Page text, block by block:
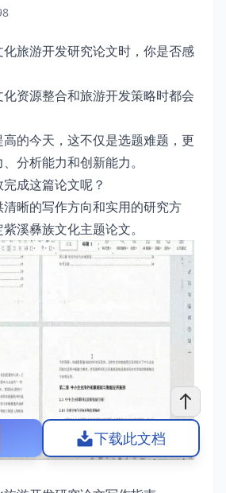
旅游开发研究论文时，你是否感
资源整合和旅游开发策略时都会
的今天，这不仅是选题难题，更
分析能力和创新能力。
成这篇论文呢？
晰的写作方向和实用的研究方
溪彝族文化主题论文。
下载此文档